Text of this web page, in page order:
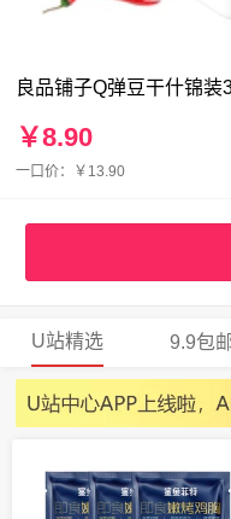
良品铺子Q弹豆干什锦
￥8.90
一口价：￥13.90
U站精选 9.9包